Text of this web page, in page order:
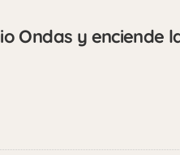
Ondas y enciende